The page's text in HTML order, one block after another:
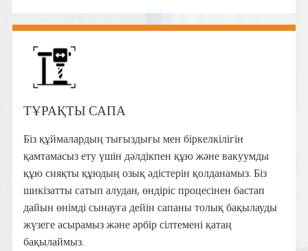
ТҰРАҚТЫ САПА
Біз құймалардың тығыздығы мен біркелкілігін
қамтамасыз ету үшін дәлдікпен құю және вакуумды
құю сияқты құюдың озық әдістерін қолданамыз. Біз
шикізатты сатып алудан, өндіріс процесінен бастап
дайын өнімді сынауға дейін сапаны толық бақылауды
жүзеге асырамыз және әрбір сілтемені қатаң
бақылаймыз.